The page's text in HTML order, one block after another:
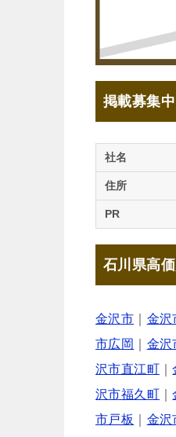
掲載募集中
社名
住所
PR
石川県高
金沢市 金沢
市広岡
金沢
沢市直江町 ｜
沢市福久町 ｜
市戸板
金沢